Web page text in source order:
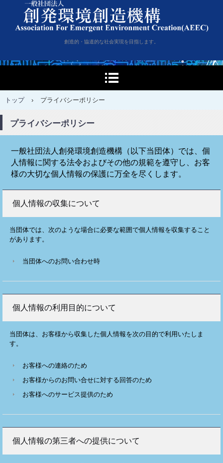
一般社団法人創発環境創造
機構
創造的・協道的な社会実現を目指します。
トップ › プライバシーポリシー
プライバシーポリシー
一般社団法人創発環境創造機構（以下当団体）では、個
人情報に関する法令およびその他の規範を遵守し、お客
様の大切な個人情報の保護に万全を尽くします。
個人情報の収集について
当団体では、次のような場合に必要な範囲で個人情報を収集すること
があります。
当団体へのお問い合わせ時
個人情報の利用目的について
当団体は、お客様から収集した個人情報を次の目的で利用いたしま
す。
お客様への連絡のため
お客様からのお問い合せに対する回答のため
お客様へのサービス提供のため
個人情報の第三者への提供について